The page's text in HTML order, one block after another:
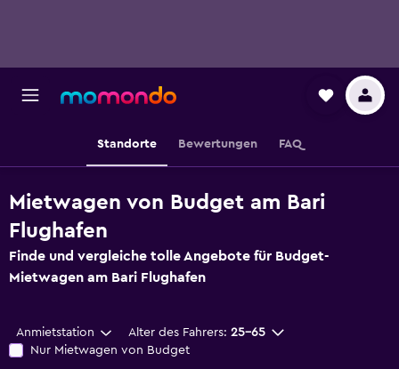
Standorte Bewertungen FAQ
Mietwagen von Budget am Bari
Flughafen
Finde und vergleiche tolle Angebote für Budget-
Mietwagen am Bari Flughafen
Anmietstation Alter des Fahrers: 25-65
Nur Mietwagen von Budget